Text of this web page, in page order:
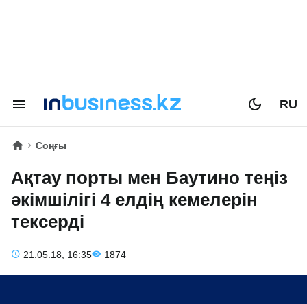
RU
Соңғы
Ақтау порты мен Баутино теңіз
әкімшілігі 4 елдің кемелерін
тексерді
21.05.18, 16:35 1874